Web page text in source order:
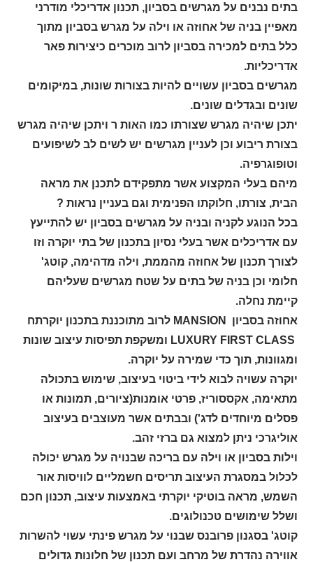
בתים נבנים על מגרשים בסביון, תכנון אדריכלי מודרני
מאפיין בניה של אחוזה או וילה על מגרש בסביון מתוך
כלל בתים למכירה בסביון לרוב מוכרים כיצירות פאר
אדריכליות.
מגרשים בסביון עשויים להיות בצורות שונות, במיקומים
שונים ובגדלים שונים.
יתכן שיהיה מגרש שצורתו כמו האות ר ויתכן שיהיה מגרש
בצורת ריבוע וכן לעניין מגרשים יש לשים לב לשיפועים
וטופוגרפיה.
מיהם בעלי המקצוע אשר מתפקידם לתכנן את מראה
הבית, צורתו, חלוקתו הפנימית וגם בעניין נראות ?
בכל הנוגע לקניה ובניה על מגרשים בסביון יש להתייעץ
עם אדריכלים אשר בעלי נסיון בתכנון של בתי יוקרה וזו
לצורך תכנון של אחוזה מהממת, וילה מדהימה, קוטג'
חלומי וכן בניה של בתים על שטח מגרשים שעליהם
קיימת נחלה.
אחוזה בסביון
MANSION לרוב מתוכננת בתכנון יוקרתח
LUXURY FIRST CLASS ומשקפת תפיסות עיצוב שונות
ומגוונות, תוך כדי שמירה על יוקרה.
יוקרה עשויה לבוא לידי ביטוי בעיצוב, שימוש בתכולה
מתאימה, אקססוריז, פרטי אומנות(ציורים, תמונות או
פסלים מיוחדים לדג') ובבתים אשר מעוצבים בעיצוב
אוליגרכי ניתן למצוא גם ברזי זהב.
וילות בסביון או וילה עם בריכה שבנויה על מגרש יכולה
לכלול במסגרת העיצוב תריסים חשמליים לוויסות אור
השמש, מראה בוטיקי יוקרתי באמצעות עיצוב, תכנון חכם
ושלל שימושים טכנולוגים.
קוטג' בסגנון פרובנס שבנוי על מגרש פינתי עשוי להשרות
אווירה נהדרת של מרחב ועם תכנון של חלונות גדולים